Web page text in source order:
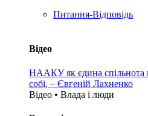
Питання-Відповідь
Відео
НААКУ як єдина спільнота
собі, – Євгеній Лахненко
Відео • Влада i люди